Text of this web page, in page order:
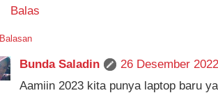
Balas
Balasan
Bunda Saladin
26 Desember
Aamiin 2023 kita punya laptop baru ya